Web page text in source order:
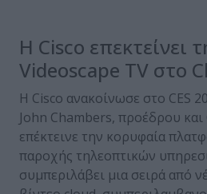
Η Cisco επεκτείνει
Videoscape TV στο
Η Cisco ανακοίνωσε στο CES
John Chambers, προέδρου και
επέκτεινε την κορυφαία
παροχής τηλεοπτικών
συμπεριλάβει μια σειρά από